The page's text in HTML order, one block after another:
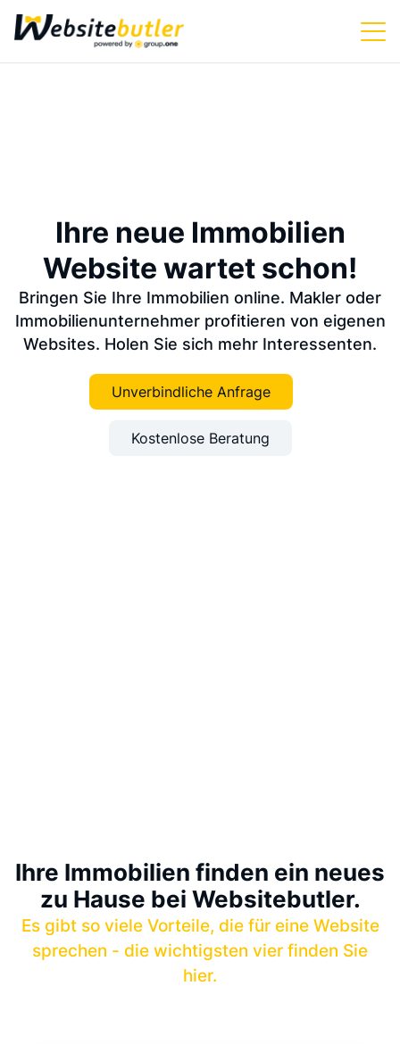
Ihre neue Immobilien
Website wartet schon!
Bringen Sie Ihre Immobilien online. Makler oder
Immobilienunternehmer profitieren von eigenen
Websites. Holen Sie sich mehr Interessenten.
Unverbindliche Anfrage
Kostenlose Beratung
Ihre Immobilien finden ein neues
zu Hause bei Websitebutler.
Es gibt so viele Vorteile, die für eine Website
sprechen - die wichtigsten vier finden Sie
hier.